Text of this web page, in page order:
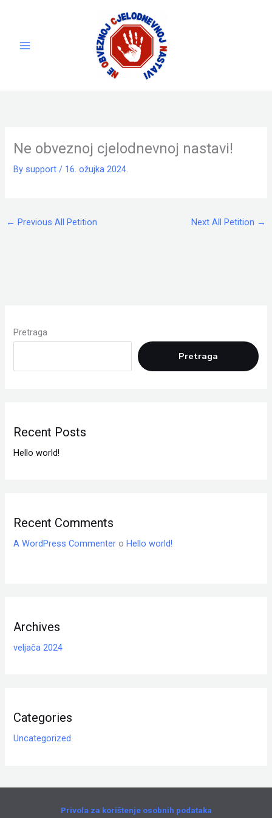
Ne obveznoj cjelodnevnoj nastavi!
By support/ 16. ožujka 2024.
← Previous All Petition Next All Petition →
Pretraga
Pretraga
Recent Posts
Hello world!
Recent Comments
A WordPress Commenter oHello world!
Archives
veljača 2024
Categories
Uncategorized
Privola za korištenje osobnih podataka